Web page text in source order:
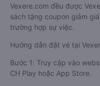
Vexere.com đều được
sách tặng coupon giảm
trường hợp sự việc.
Hướng dẫn đặt vé tại
Bước 1: Truy cập vào
CH Play hoặc App Store.